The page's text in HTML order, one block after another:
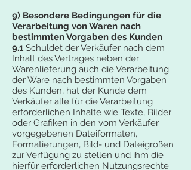
9) Besondere Bedingungen für die
Verarbeitung von Waren nach
bestimmten Vorgaben des Kunden
9.1 Schuldet der Verkäufer nach dem
Inhalt des Vertrages neben der
Warenlieferung auch die Verarbeitung
der Ware nach bestimmten Vorgaben
des Kunden, hat der Kunde dem
Verkäufer alle für die Verarbeitung
erforderlichen Inhalte wie Texte, Bilder
oder Grafiken in den vom Verkäufer
vorgegebenen Dateiformaten,
Formatierungen, Bild- und Dateigrößen
zur Verfügung zu stellen und ihm die
hierfür erforderlichen Nutzungsrechte